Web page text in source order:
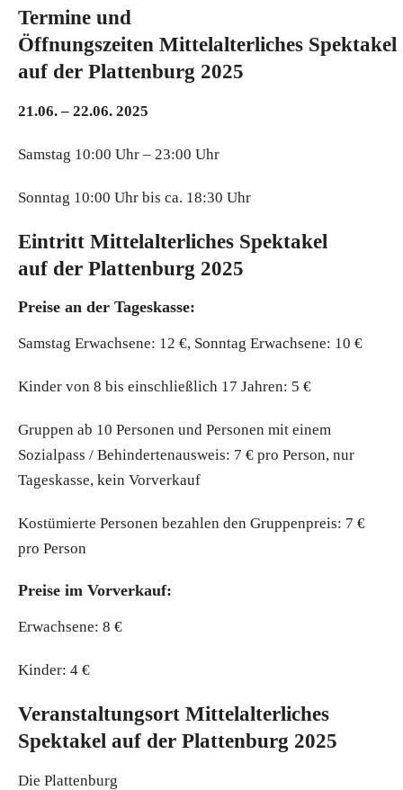
Termine und
Öffnungszeiten Mittelalterliches Spektakel
auf der Plattenburg 2025
21.06. – 22.06. 2025
Samstag 10:00 Uhr – 23:00 Uhr
Sonntag 10:00 Uhr bis ca. 18:30 Uhr
Eintritt Mittelalterliches Spektakel
auf der Plattenburg 2025
Preise an der Tageskasse:
Samstag Erwachsene: 12 €, Sonntag Erwachsene: 10 €
Kinder von 8 bis einschließlich 17 Jahren: 5 €
Gruppen ab 10 Personen und Personen mit einem
Sozialpass / Behindertenausweis: 7 € pro Person, nur
Tageskasse, kein Vorverkauf
Kostümierte Personen bezahlen den Gruppenpreis: 7 €
pro Person
Preise im Vorverkauf:
Erwachsene: 8 €
Kinder: 4 €
Veranstaltungsort Mittelalterliches
Spektakel auf der Plattenburg 2025
Die Plattenburg